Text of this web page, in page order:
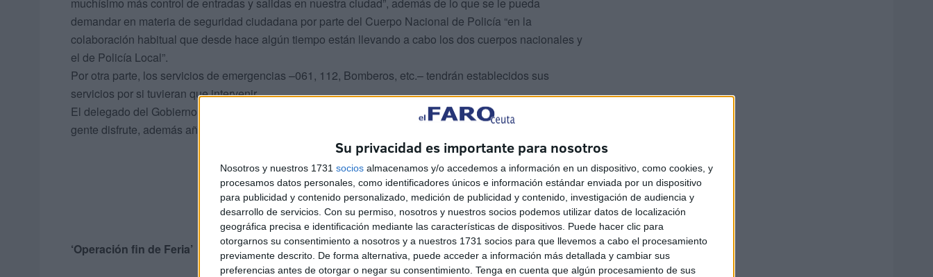
Su privacidad es importante para nosotros
Nosotros y nuestros 1731 socios almacenamos y/o accedemos a información en un dispositivo, como cookies, y
procesamos datos personales, como identificadores únicos e información estándar enviada por un dispositivo
para publicidad y contenido personalizado, medición de publicidad y contenido, investigación de audiencia y
desarrollo de servicios. Con su permiso, nosotros y nuestros socios podemos utilizar datos de localización
geográfica precisa e identificación mediante las características de dispositivos. Puede hacer clic para
otorgarnos su consentimiento a nosotros y a nuestros 1731 socios para que llevemos a cabo el procesamiento
previamente descrito. De forma alternativa, puede acceder a información más detallada y cambiar sus
preferencias antes de otorgar o negar su consentimiento. Tenga en cuenta que algún procesamiento de sus
muchísimo más control de entradas y salidas en nuestra ciudad”, además de lo que se le pueda
demandar en materia de seguridad ciudadana por parte del Cuerpo Nacional de Policía “en la
colaboración habitual que desde hace algún tiempo están llevando a cabo los dos cuerpos nacionales y
el de Policía Local”.
Por otra parte, los servicios de emergencias –061, 112, Bomberos, etc.– tendrán establecidos sus
servicios por si tuvieran que intervenir.
El delegado del Gobierno cree que va a ser “una Feria divertida, como la de todos los años, donde la
gente disfrute, además añadiendo lógicamente ese alto nivel de seguridad del que estamos hablando”.
‘Operación fin de Feria’